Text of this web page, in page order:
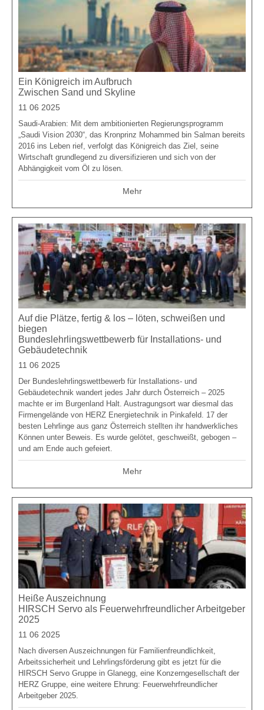
Ein Königreich im Aufbruch
Zwischen Sand und Skyline
11 06 2025
Saudi-Arabien: Mit dem ambitionierten Regierungsprogramm
„Saudi Vision 2030“, das Kronprinz Mohammed bin Salman bereits
2016 ins Leben rief, verfolgt das Königreich das Ziel, seine
Wirtschaft grundlegend zu diversifizieren und sich von der
Abhängigkeit vom Öl zu lösen.
Mehr
Auf die Plätze, fertig & los – löten, schweißen und
biegen
Bundeslehrlingswettbewerb für Installations- und
Gebäudetechnik
11 06 2025
Der Bundeslehrlingswettbewerb für Installations- und
Gebäudetechnik wandert jedes Jahr durch Österreich – 2025
machte er im Burgenland Halt. Austragungsort war diesmal das
Firmengelände von HERZ Energietechnik in Pinkafeld. 17 der
besten Lehrlinge aus ganz Österreich stellten ihr handwerkliches
Können unter Beweis. Es wurde gelötet, geschweißt, gebogen –
und am Ende auch gefeiert.
Mehr
Heiße Auszeichnung
HIRSCH Servo als Feuerwehrfreundlicher Arbeitgeber
2025
11 06 2025
Nach diversen Auszeichnungen für Familienfreundlichkeit,
Arbeitssicherheit und Lehrlingsförderung gibt es jetzt für die
HIRSCH Servo Gruppe in Glanegg, eine Konzerngesellschaft der
HERZ Gruppe, eine weitere Ehrung: Feuerwehrfreundlicher
Arbeitgeber 2025.